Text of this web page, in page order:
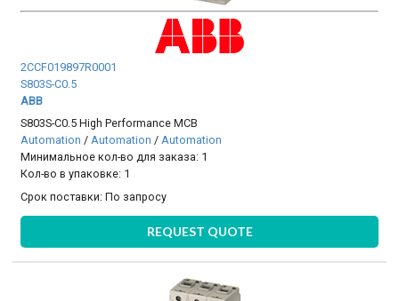
2CCF019897R0001
S803S-C0.5
ABB
S803S-C0.5 High Performance MCB
Automation /Automation /Automation
Минимальное кол-во для заказа: 1
Кол-во в упаковке: 1
Срок поставки:По запросу
REQUEST QUOTE